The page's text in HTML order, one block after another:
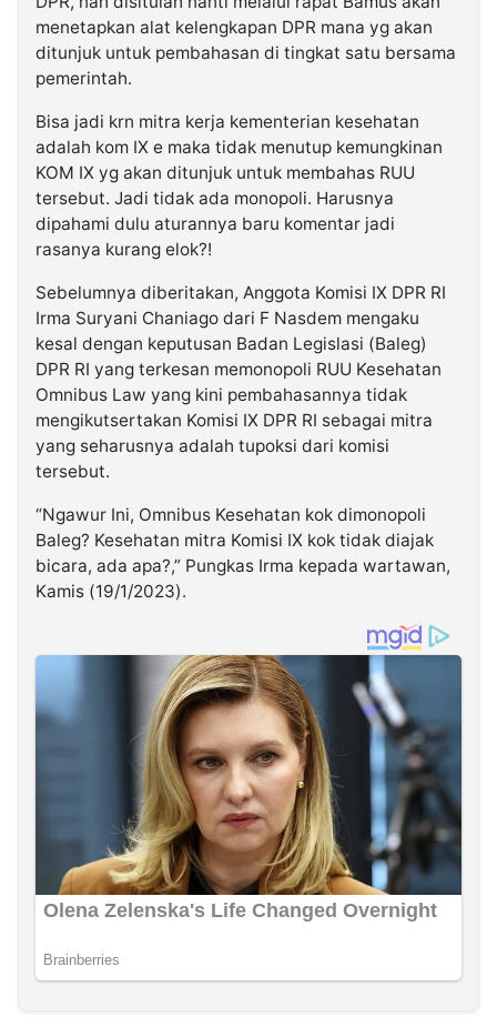
menetapkan alat kelengkapan DPR mana yg akan
ditunjuk untuk pembahasan di tingkat satu bersama
pemerintah.
Bisa jadi krn mitra kerja kementerian kesehatan
adalah kom IX e maka tidak menutup kemungkinan
KOM IX yg akan ditunjuk untuk membahas RUU
tersebut. Jadi tidak ada monopoli. Harusnya
dipahami dulu aturannya baru komentar jadi
rasanya kurang elok?!
Sebelumnya diberitakan, Anggota Komisi IX DPR RI
Irma Suryani Chaniago dari F Nasdem mengaku
kesal dengan keputusan Badan Legislasi (Baleg)
DPR RI yang terkesan memonopoli RUU Kesehatan
Omnibus Law yang kini pembahasannya tidak
mengikutsertakan Komisi IX DPR RI sebagai mitra
yang seharusnya adalah tupoksi dari komisi
tersebut.
“Ngawur Ini, Omnibus Kesehatan kok dimonopoli
Baleg? Kesehatan mitra Komisi IX kok tidak diajak
bicara, ada apa?,” Pungkas Irma kepada wartawan,
Kamis (19/1/2023).